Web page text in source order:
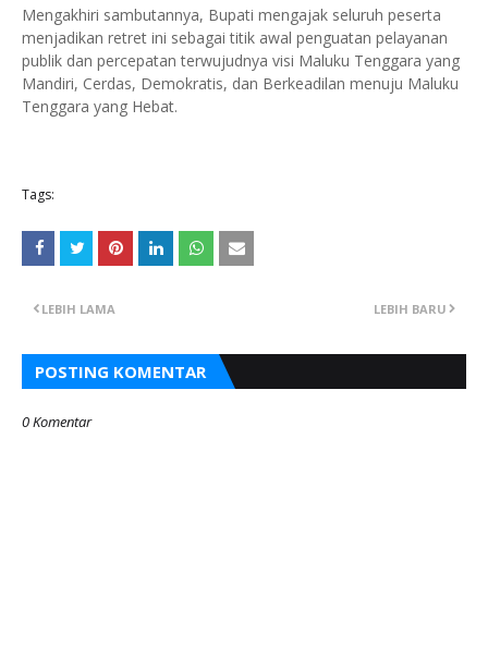
Mengakhiri sambutannya, Bupati mengajak seluruh peserta
menjadikan retret ini sebagai titik awal penguatan pelayanan
publik dan percepatan terwujudnya visi Maluku Tenggara yang
Mandiri, Cerdas, Demokratis, dan Berkeadilan menuju Maluku
Tenggara yang Hebat.
Tags:
LEBIH BARU
LEBIH LAMA
POSTING KOMENTAR
0 Komentar